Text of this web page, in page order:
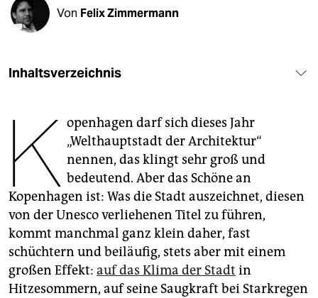
unterstützen
genossenschaft
Von Felix Zimmermann
Inhaltsverzeichnis
K openhagen darf sich dieses Jahr
„Welthauptstadt der Architektur“
nennen, das klingt sehr groß und
bedeutend. Aber das Schöne an
Kopenhagen ist: Was die Stadt auszeichnet, diesen
von der Unesco verliehenen Titel zu führen,
kommt manchmal ganz klein daher, fast
schüchtern und beiläufig, stets aber mit einem
großen Effekt: auf das Klima der Stadt in
Hitzesommern, auf seine Saugkraft bei Starkregen